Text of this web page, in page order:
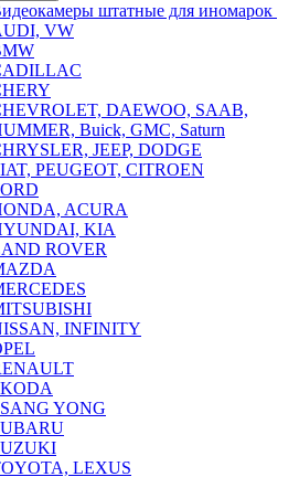
штатные для иномарок
VW
DAEWOO, SAAB,
Buick, GMC, Saturn
JEEP, DODGE
PEUGEOT, CITROEN
ACURA
KIA
ROVER
INFINITY
YONG
LEXUS